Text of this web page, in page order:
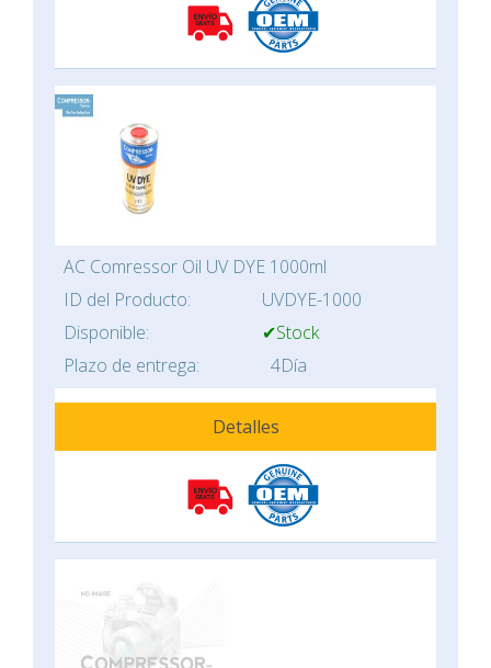
AC Comressor Oil UV DYE 1000ml
ID del Producto:
UVDYE-1000
Disponible:
✔Stock
Plazo de entrega:
4Día
Detalles